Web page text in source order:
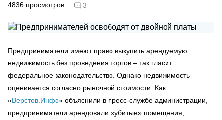
4836 просмотров 3
Предприниматели имеют право выкупить арендуемую
недвижимость без проведения торгов – так гласит
федеральное законодательство. Однако недвижимость
оценивается согласно рыночной стоимости. Как
«Верстов.Инфо» объяснили в пресс-службе администрации,
предприниматели арендовали «убитые» помещения,